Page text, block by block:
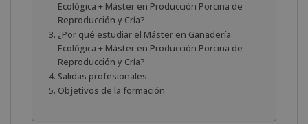
Ecológica + Máster en Producción Porcina de
Reproducción y Cría?
¿Por qué estudiar el Máster en Ganadería
Ecológica + Máster en Producción Porcina de
Reproducción y Cría?
Salidas profesionales
Objetivos de la formación